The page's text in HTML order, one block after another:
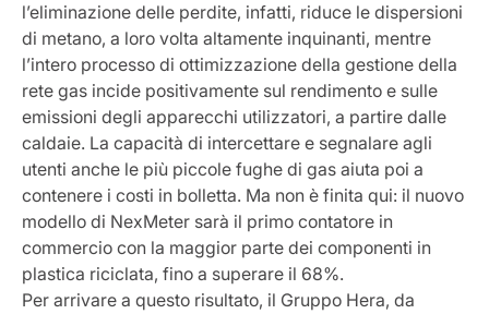
l’eliminazione delle perdite, infatti, riduce le dispersioni
di metano, a loro volta altamente inquinanti, mentre
l’intero processo di ottimizzazione della gestione della
rete gas incide positivamente sul rendimento e sulle
emissioni degli apparecchi utilizzatori, a partire dalle
caldaie. La capacità di intercettare e segnalare agli
utenti anche le più piccole fughe di gas aiuta poi a
contenere i costi in bolletta. Ma non è finita qui: il nuovo
modello di NexMeter sarà il primo contatore in
commercio con la maggior parte dei componenti in
plastica riciclata, fino a superare il 68%.
Per arrivare a questo risultato, il Gruppo Hera, da